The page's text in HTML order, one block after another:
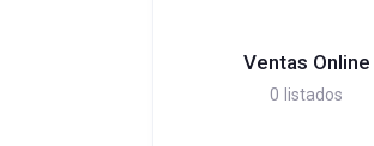
Ventas Online
0 listados